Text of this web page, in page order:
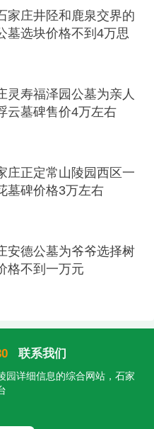
家庄井陉和鹿泉交界的
墓选块价格不到4万思
灵寿福泽园公墓为亲人
云墓碑售价4万左右
庄正定常山陵园西区一
墓碑价格3万左右
安德公墓为爷爷选择树
格不到一万元
联系我们
园详细信息的综合网站，石家